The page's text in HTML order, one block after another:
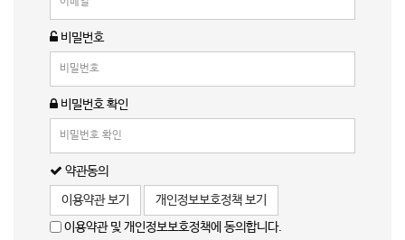
비밀번호
비밀번호 확인
약관동의
이용약관 보기
개인정보보호정책 보기
이용약관 및 개인정보보호정책에 동의합니다.